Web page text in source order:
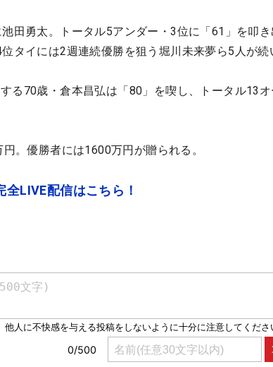
田勇太。トータル5アンダー・3位に「61」を叩
タイには2週連続優勝を狙う堀川未来夢ら5人が続
る70歳・倉本昌弘は「80」を喫し、トータル13
。優勝者には1600万円が贈られる。
LIVE配信はこちら！